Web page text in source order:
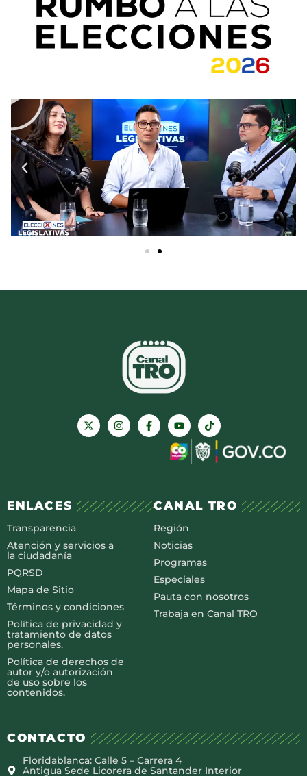
ENLACES
Transparencia
Atención y servicios a
la ciudadanía
PQRSD
Mapa de Sitio
Términos y condiciones
Política de privacidad y
tratamiento de datos
personales.
Política de derechos de
autor y/o autorización
de uso sobre los
contenidos.
CANAL TRO
Región
Noticias
Programas
Especiales
Pauta con nosotros
Trabaja en Canal TRO
CONTACTO
Floridablanca: Calle 5 – Carrera 4
Antigua Sede Licorera de Santander Interior